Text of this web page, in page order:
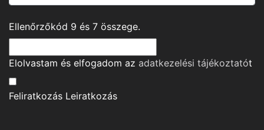
Ellenőrzőkód 9 és 7 összege.
Elolvastam és elfogadom az adatkezelési tájékoztatót
Feliratkozás Leiratkozás